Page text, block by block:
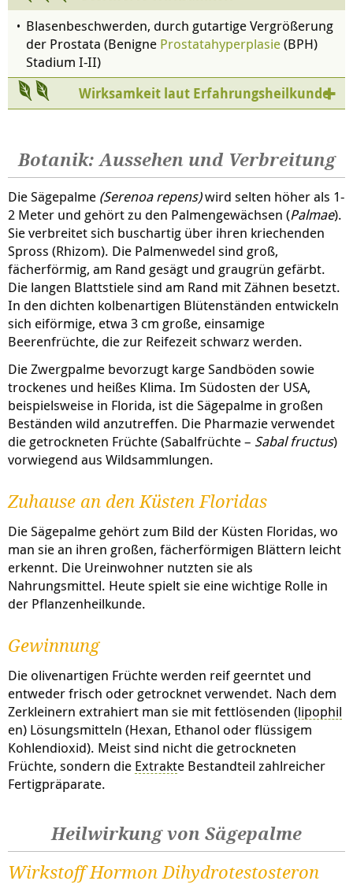
Blasenbeschwerden, durch gutartige Vergrößerung
der Prostata (Benigne Prostatahyperplasie(BPH)
Stadium I-II)
Wirksamkeit laut Erfahrungsheilkunde
Botanik: Aussehen und Verbreitung
Die Sägepalme (Serenoa repens)wird selten höher als 1-
2 Meter und gehört zu den Palmengewächsen (Palmae).
Sie verbreitet sich buschartig über ihren kriechenden
Spross (Rhizom). Die Palmenwedel sind groß,
fächerförmig, am Rand gesägt und graugrün gefärbt.
Die langen Blattstiele sind am Rand mit Zähnen besetzt.
In den dichten kolbenartigen Blütenständen entwickeln
sich eiförmige, etwa 3 cm große, einsamige
Beerenfrüchte, die zur Reifezeit schwarz werden.
Die Zwergpalme bevorzugt karge Sandböden sowie
trockenes und heißes Klima. Im Südosten der USA,
beispielsweise in Florida, ist die Sägepalme in großen
Beständen wild anzutreffen. Die Pharmazie verwendet
die getrockneten Früchte (Sabalfrüchte – Sabal fructus)
vorwiegend aus Wildsammlungen.
Zuhause an den Küsten Floridas
Die Sägepalme gehört zum Bild der Küsten Floridas, wo
man sie an ihren großen, fächerförmigen Blättern leicht
erkennt. Die Ureinwohner nutzten sie als
Nahrungsmittel. Heute spielt sie eine wichtige Rolle in
der Pflanzenheilkunde.
Gewinnung
Die olivenartigen Früchte werden reif geerntet und
entweder frisch oder getrocknet verwendet. Nach dem
Zerkleinern extrahiert man sie mit fettlösenden (lipophil
en) Lösungsmitteln (Hexan, Ethanol oder flüssigem
Kohlendioxid). Meist sind nicht die getrockneten
Früchte, sondern die Extrakte Bestandteil zahlreicher
Fertigpräparate.
Heilwirkung von Sägepalme
Wirkstoff Hormon Dihydrotestosteron